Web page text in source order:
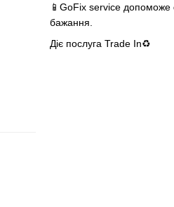
📱GoFix service допоможе
бажання.
Діє послуга Trade In♻️